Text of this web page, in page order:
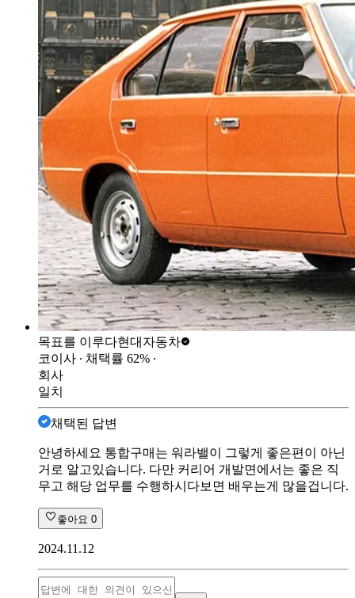
목표를 이루다현대자동차
코이사 ∙ 채택률 62% ∙
회사
일치
채택된 답변
안녕하세요 통합구매는 워라밸이 그렇게 좋은편이 아닌
거로 알고있습니다. 다만 커리어 개발면에서는 좋은 직
무고 해당 업무를 수행하시다보면 배우는게 많을겁니다.
좋아요 0
2024.11.12